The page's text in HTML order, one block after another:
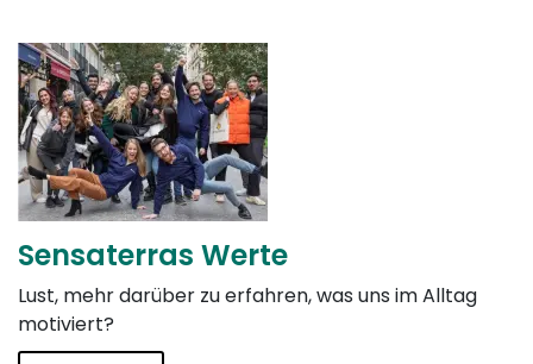
Sensaterras Werte
Lust, mehr darüber zu erfahren, was uns im Alltag
motiviert?